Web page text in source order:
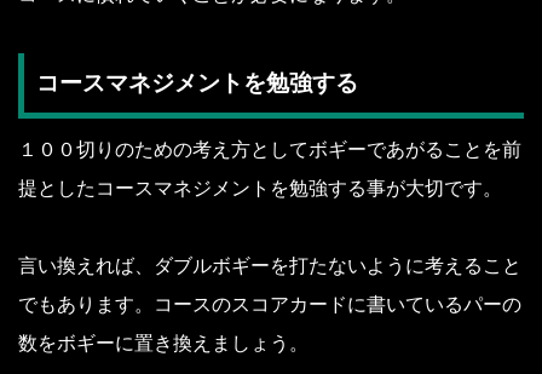
コースマネジメントを勉強する
１００切りのための考え方としてボギーであがることを前
提としたコースマネジメントを勉強する事が大切です。
言い換えれば、ダブルボギーを打たないように考えること
でもあります。コースのスコアカードに書いているパーの
数をボギーに置き換えましょう。